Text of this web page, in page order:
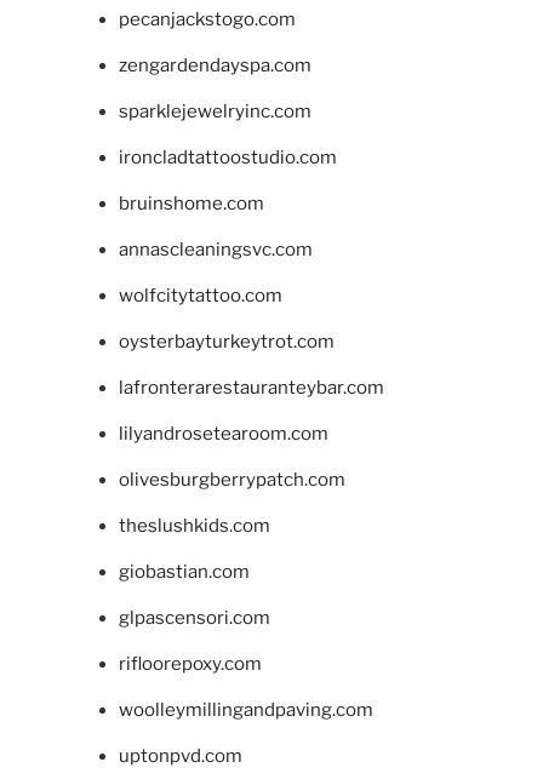
pecanjackstogo.com
zengardendayspa.com
sparklejewelryinc.com
ironcladtattoostudio.com
bruinshome.com
annascleaningsvc.com
wolfcitytattoo.com
oysterbayturkeytrot.com
lafronterarestauranteybar.com
lilyandrosetearoom.com
olivesburgberrypatch.com
theslushkids.com
giobastian.com
glpascensori.com
rifloorepoxy.com
woolleymillingandpaving.com
uptonpvd.com